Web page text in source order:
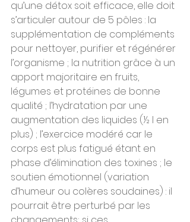
qu’une détox soit efficace, elle doit
s’articuler autour de 5 pôles : la
supplémentation de compléments
pour nettoyer, purifier et régénérer
l’organisme ; la nutrition grâce à un
apport majoritaire en fruits,
légumes et protéines de bonne
qualité ; l’hydratation par une
augmentation des liquides (½ l en
plus) ; l’exercice modéré car le
corps est plus fatigué étant en
phase d’élimination des toxines ; le
soutien émotionnel (variation
d’humeur ou colères soudaines) : il
pourrait être perturbé par les